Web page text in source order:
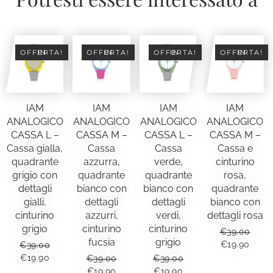
IN OFFERTA!
IAM
ANALOGICO
CASSA L –
Cassa gialla,
quadrante
grigio con
dettagli
gialli,
cinturino
grigio
€39.00
IL
€19.90
IN OFFERTA!
IAM
ANALOGICO
CASSA M –
Cassa
azzurra,
quadrante
bianco con
dettagli
azzurri,
cinturino
fucsia
€39.00
IL
IN OFFERTA!
IAM
ANALOGICO
CASSA L –
Cassa
verde,
quadrante
bianco con
dettagli
verdi,
cinturino
grigio
€39.00
IL
IN OFFERTA!
IAM
ANALOGICO
CASSA M –
Cassa e
cinturino
rosa,
quadrante
bianco con
dettagli rosa
€39.00
IL
€19.90